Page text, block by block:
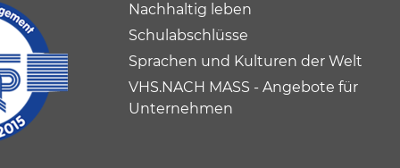
Nachhaltig leben
Schulabschlüsse
Sprachen und Kulturen der Welt
VHS.NACH MASS - Angebote für
Unternehmen